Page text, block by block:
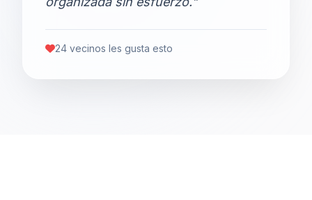
24 vecinos les gusta esto